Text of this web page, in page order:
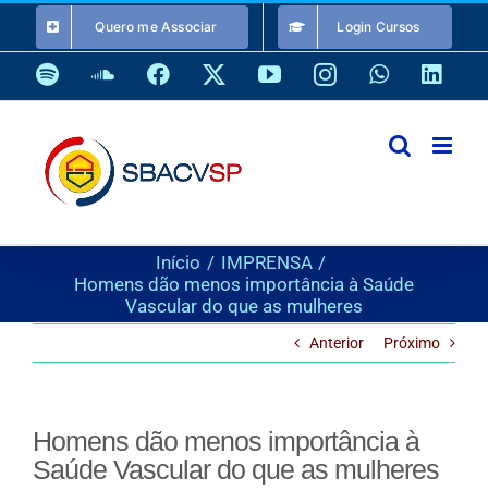
o
conteúdo
Quero me Associar Login Cursos
SpotifySoundCloud
Facebook YouTubeInstagramWhatsApp
Início
IMPRENSA
Homens dão menos importância à Saúde
Vascular do que as mulheres
Anterior Próximo
Homens dão menos importância à
Saúde Vascular do que as mulheres